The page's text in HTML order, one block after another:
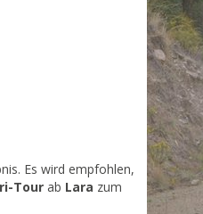
Es wird empfohlen,
Tour ab Lara zum